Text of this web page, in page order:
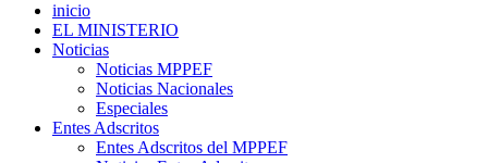
inicio
EL MINISTERIO
Noticias
Noticias MPPEF
Noticias Nacionales
Especiales
Entes Adscritos
Entes Adscritos del MPPEF